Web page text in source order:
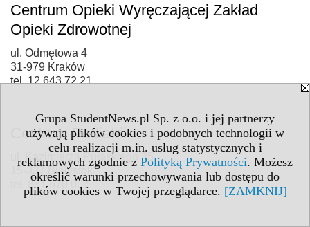
Grupa StudentNews.pl Sp. z o.o. i jej partnerzy
używają plików cookies i podobnych technologii w
celu realizacji m.in. usług statystycznych i
reklamowych zgodnie z Polityką Prywatności. Możesz
określić warunki przechowywania lub dostępu do
plików cookies w Twojej przeglądarce. [ZAMKNIJ]
Centrum Opieki Wyręczającej Zakład
Opieki Zdrowotnej
ul. Odmętowa 4
31-979 Kraków
tel. 12 643 72 21
Centrum Pediatrii
ul. Kazimierza Pułaskiego 35
15-337 Białystok
tel. 881 670 007